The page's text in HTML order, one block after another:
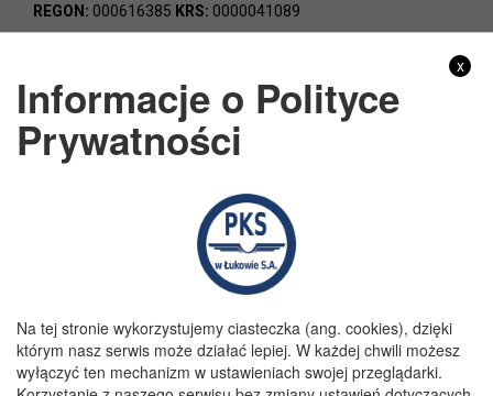
REGON: 000616385 KRS: 0000041089
Godziny pracy
x
Informacje o Polityce
Prywatności
Na tej stronie wykorzystujemy ciasteczka (ang. cookies), dzięki
którym nasz serwis może działać lepiej. W każdej chwili możesz
wyłączyć ten mechanizm w ustawieniach swojej przeglądarki.